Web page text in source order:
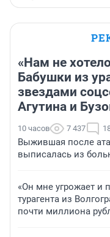
«Нам не
Бабушки из
звездами
Агутина и
10 часов 7 437
Выжившая после
выписалась из
«Он мне угрожает и
турагента из
почти миллиона